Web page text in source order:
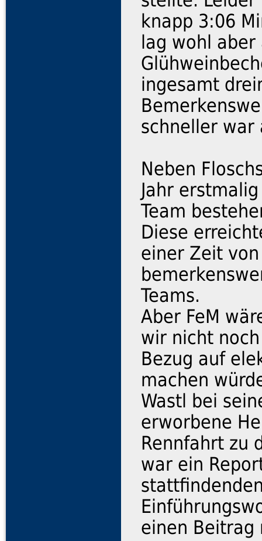
knapp 3:06
lag wohl aber
ingesamt
schneller war
Neben
Jahr
Team
Diese
einer Zeit
Teams.
Aber FeM
wir nicht
Bezug auf
machen
Wastl bei
erworbene
Rennfahrt zu
war ein
einen